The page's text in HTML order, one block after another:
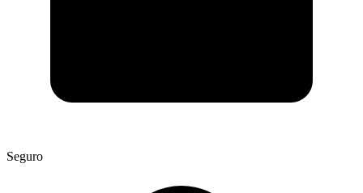
Seguro